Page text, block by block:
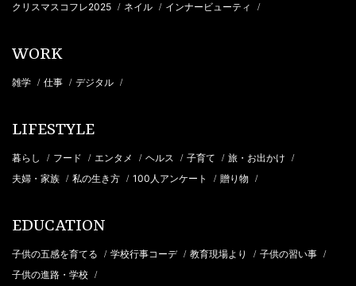
クリスマスコフレ2025 / ネイル / インナービューティ /
WORK
雑学 / 仕事 / デジタル /
LIFESTYLE
暮らし / フード / エンタメ / ヘルス / 子育て / 旅・お出かけ /
夫婦・家族 / 私の生き方 / 100人アンケート / 贈り物 /
EDUCATION
子供の五感を育てる / 学校行事コーデ / 教育現場より / 子供の習い事 /
子供の進路・学校 /